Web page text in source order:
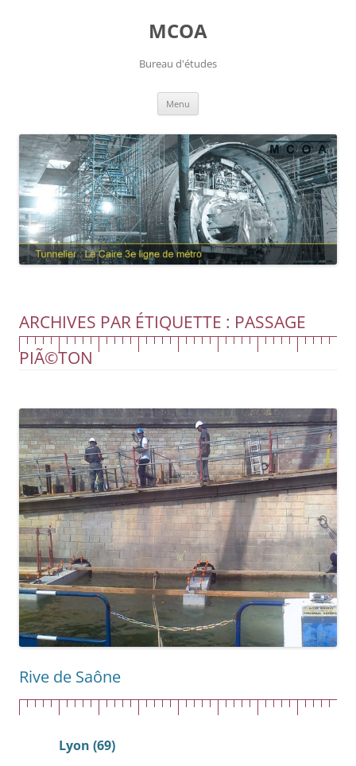
MCOA
Bureau d'études
Menu
ARCHIVES PAR ÉTIQUETTE : PASSAGE
PIÃ©TON
Rive de Saône
Lyon (69)